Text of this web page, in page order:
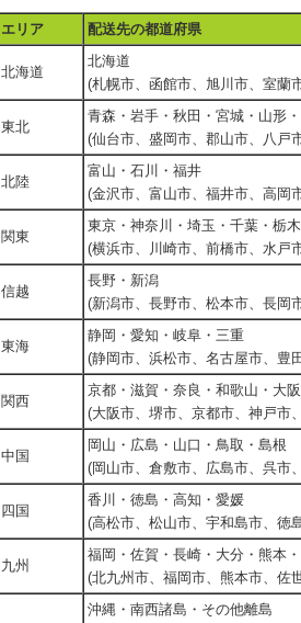
エリア 配送先の都道府県
北海道
北海道
(札幌市、函館市、旭川市、室蘭
東北
青森・岩手・秋田・宮城・山形
(仙台市、盛岡市、郡山市、八戸
北陸
富山・石川・福井
(金沢市、富山市、福井市、高岡
関東
東京・神奈川・埼玉・千葉・栃
(横浜市、川崎市、前橋市、水戸
信越
長野・新潟
(新潟市、長野市、松本市、長岡
東海
静岡・愛知・岐阜・三重
(静岡市、浜松市、名古屋市、豊
関西
京都・滋賀・奈良・和歌山・大
(大阪市、堺市、京都市、神戸市
中国
岡山・広島・山口・鳥取・島根
(岡山市、倉敷市、広島市、呉市
四国
香川・徳島・高知・愛媛
(高松市、松山市、宇和島市、徳
九州
福岡・佐賀・長崎・大分・熊本
(北九州市、福岡市、熊本市、佐
沖縄・南西諸島・その他離島